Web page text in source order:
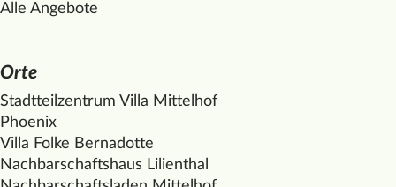
Alle Angebote
Orte
Stadtteilzentrum Villa Mittelhof
Phoenix
Villa Folke Bernadotte
Nachbarschaftshaus Lilienthal